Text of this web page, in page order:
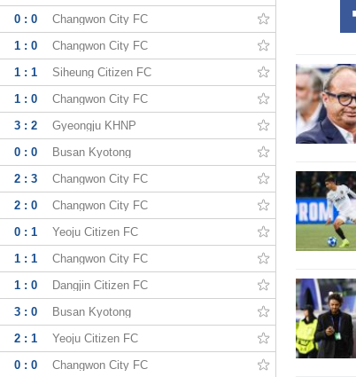
0 : 0 Changwon City FC
1 : 0 Changwon City FC
1 : 1 Siheung Citizen FC
1 : 0 Changwon City FC
3 : 2 Gyeongju KHNP
0 : 0 Busan Kyotong
2 : 3 Changwon City FC
2 : 0 Changwon City FC
0 : 1 Yeoju Citizen FC
1 : 1 Changwon City FC
1 : 0 Dangjin Citizen FC
3 : 0 Busan Kyotong
2 : 1 Yeoju Citizen FC
0 : 0 Changwon City FC